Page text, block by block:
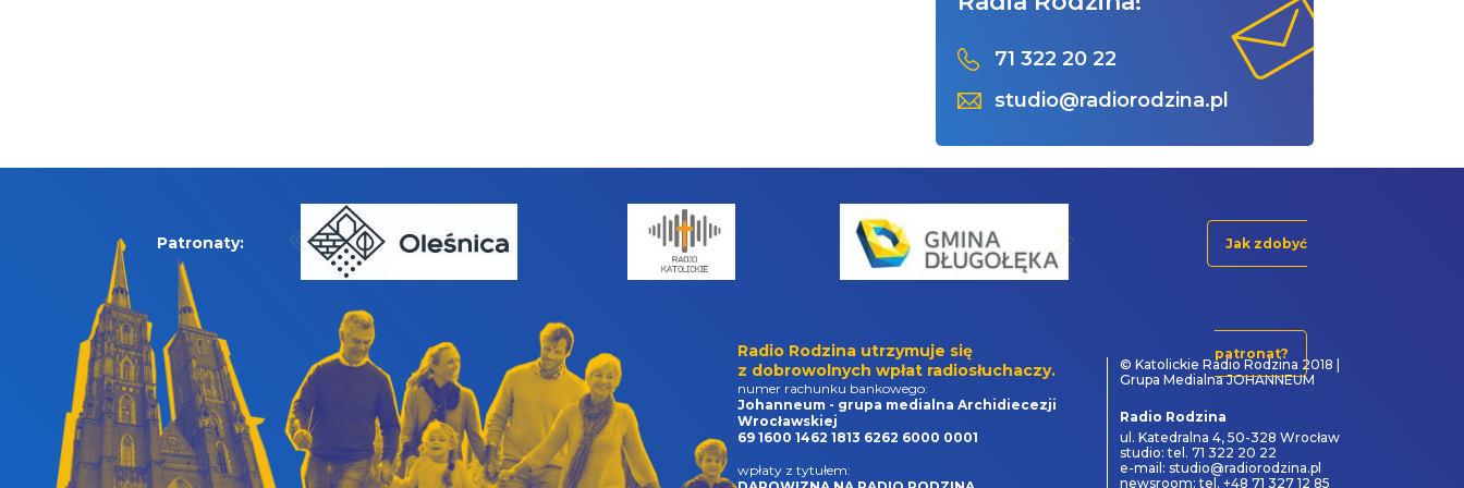
71 322 20 22
studio@radiorodzina.pl
Patronaty: Jak zdobyć
patronat?
Radio Rodzina utrzymuje się
z dobrowolnych wpłat radiosłuchaczy.
numer rachunku bankowego:
Johanneum - grupa medialna Archidiecezji
Wrocławskiej
69 1600 1462 1813 6262 6000 0001
wpłaty z tytułem:
© Katolickie Radio Rodzina 2018 |
Grupa Medialna JOHANNEUM
Radio Rodzina
ul. Katedralna 4, 50-328 Wrocław
studio: tel. 71 322 20 22
e-mail: studio@radiorodzina.pl
newsroom: tel. +48 71 327 12 85